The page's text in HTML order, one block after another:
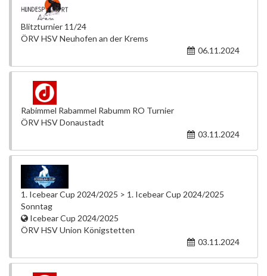
Blitzturnier 11/24
ÖRV HSV Neuhofen an der Krems
06.11.2024
Rabimmel Rabammel Rabumm RO Turnier
ÖRV HSV Donaustadt
03.11.2024
1. Icebear Cup 2024/2025 > 1. Icebear Cup 2024/2025
Sonntag
Icebear Cup 2024/2025
ÖRV HSV Union Königstetten
03.11.2024